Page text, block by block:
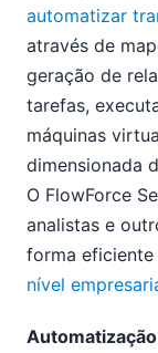
automatizar
através de
geração de
tarefas,
máquinas
dimensionada
O FlowForce
analistas e
forma eficiente
nível